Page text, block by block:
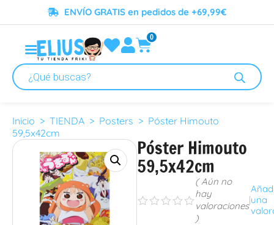
ENVÍO GRATIS en pedidos de +69,99€
0
Inicio > TIENDA > Posters > Póster Himouto
59,5x42cm
Póster Himouto
59,5x42cm
sssss
( Aún no
hay
valoraciones
)
una